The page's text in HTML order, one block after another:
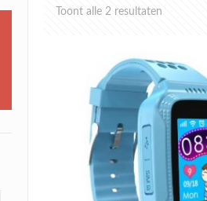
Toont alle 2 resultaten